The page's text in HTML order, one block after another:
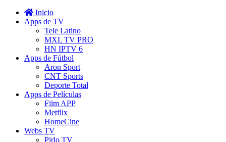
Inicio
Apps de TV
Tele Latino
MXL TV PRO
HN IPTV 6
Apps de Fútbol
Aron Sport
CNT Sports
Deporte Total
Apps de Películas
Film APP
Metflix
HomeCine
Webs TV
Pirlo TV